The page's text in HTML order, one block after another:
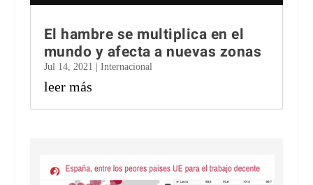
El hambre se multiplica en el
mundo y afecta a nuevas zonas
Jul 14, 2021 Internacional
leer más